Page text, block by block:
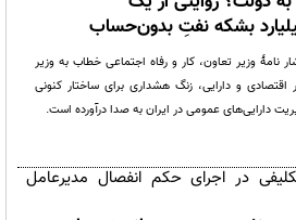
نامهٔ وزیر تعاون، کار و رفاه اجتماعی خطاب به وزیر
اقتصادی و دارایی، زنگ هشداری برای ساختار کنونی
دارایی‌های عمومی در ایران به صدا درآورده است.
۵ ماه بلاتکلیفی در اجرای حکم انفصال مدیرعامل